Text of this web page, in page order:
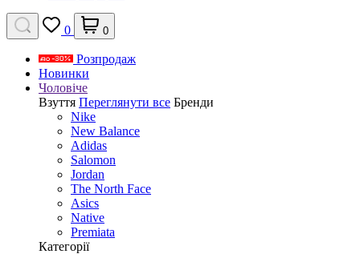
0 0
Розпродаж
Новинки
Чоловіче
Взуття Переглянути все Бренди
Nike
New Balance
Adidas
Salomon
Jordan
The North Face
Asics
Native
Premiata
Категорії